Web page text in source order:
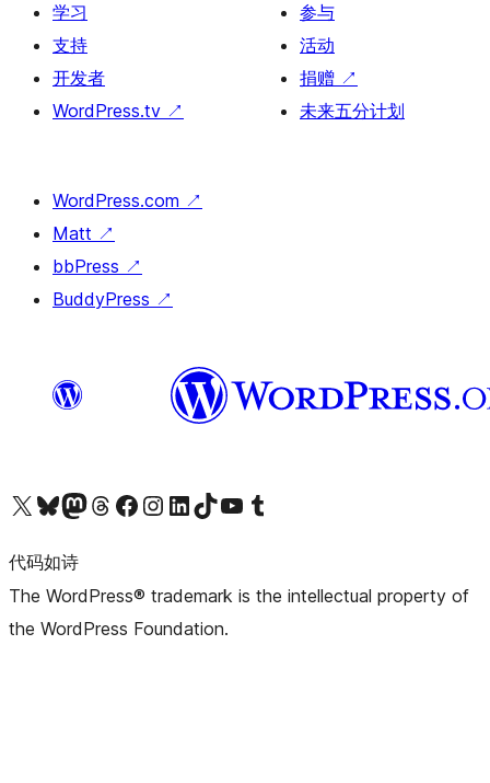
学习
支持
开发者
WordPress.tv ↗
参与
活动
捐赠 ↗
未来五分计划
WordPress.com ↗
Matt ↗
bbPress ↗
BuddyPress ↗
关注我们的 X（原 Twitter）账号访问我们的 Bluesky 账号关注我们的 Mastodon 账号访问我们的 Threads 账号 访问我们的 Facebook 公共主页关注我们的 Instagram 账号 关注我们的 LinkedIn 主页访问我们的 TikTok 账号访问我们的 YouTube 频道 访问我们的 Tumblr 账号
代码如诗
The WordPress® trademark is the intellectual property of
the WordPress Foundation.